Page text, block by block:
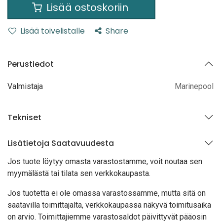
Lisää ostoskoriin
Lisää toivelistalle Share
Perustiedot
Valmistaja Marinepool
Tekniset
Lisätietoja Saatavuudesta
Jos tuote löytyy omasta varastostamme, voit noutaa sen
myymälästä tai tilata sen verkkokaupasta.
Jos tuotetta ei ole omassa varastossamme, mutta sitä on
saatavilla toimittajalta, verkkokaupassa näkyvä toimitusaika
on arvio. Toimittajiemme varastosaldot päivittyvät pääosin